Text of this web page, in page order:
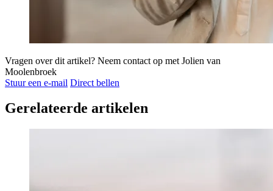
Vragen over dit artikel? Neem contact op met Jolien van
Moolenbroek
Stuur een e-mail Direct bellen
Gerelateerde artikelen